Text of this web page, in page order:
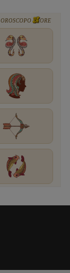
OROSCOPO ORE